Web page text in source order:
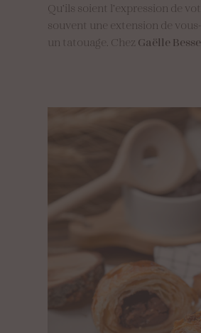
Qu’ils soient l’expression de
souvent une extension de
un tatouage. Chez Gaëlle